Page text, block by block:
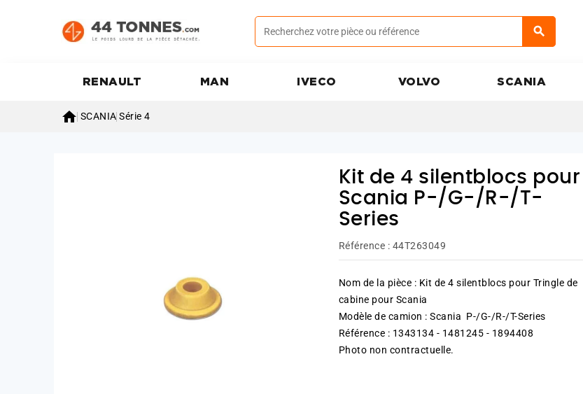
RENAULT MAN IVECO VOLVO SCANIA
 SCANIA Série 4
Kit de 4 silentblocs pour
Scania P-/G-/R-/T-
Series
Référence : 44T263049
Nom de la pièce : Kit de 4 silentblocs pour Tringle de
cabine pour Scania
Modèle de camion : Scania P-/G-/R-/T-Series
Référence : 1343134 - 1481245 - 1894408
Photo non contractuelle.